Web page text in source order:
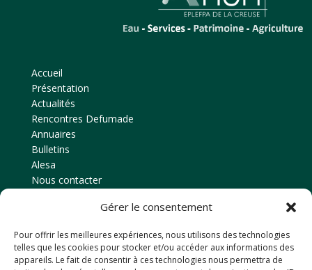
Gérer le consentement
Pour offrir les meilleures expériences, nous utilisons des technologies
telles que les cookies pour stocker et/ou accéder aux informations des
appareils. Le fait de consentir à ces technologies nous permettra de
Accueil
Présentation
Actualités
Rencontres Defumade
Annuaires
Bulletins
Alesa
Nous contacter
Amicale des anciens élèves
EPLEFPA d’Ahun